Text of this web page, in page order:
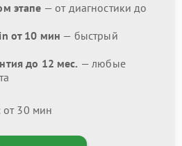
этапе — от диагностики до
от 10 мин — быстрый
до 12 мес. — любые
30 мин